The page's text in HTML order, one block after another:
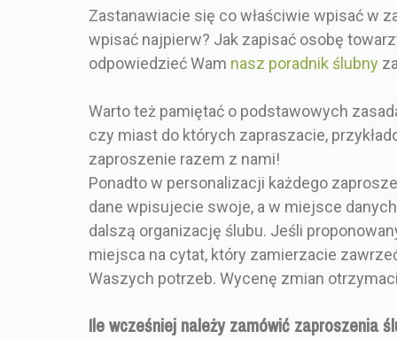
Zastanawiacie się co właściwie wpisać w
wpisać najpierw? Jak zapisać osobę
odpowiedzieć Wam nasz poradnik ślubny
Warto też pamiętać o podstawowych
czy miast do których zapraszacie,
zaproszenie razem z nami!
Ponadto w personalizacji każdego
dane wpisujecie swoje, a w miejsce
dalszą organizację ślubu. Jeśli
miejsca na cytat, który zamierzacie
Waszych potrzeb. Wycenę zmian
Ile wcześniej należy zamówić zaproszenia
której
Całość
zestaw
pewnością
miejsce na
folią złotą
można
kombinacji
w opisie